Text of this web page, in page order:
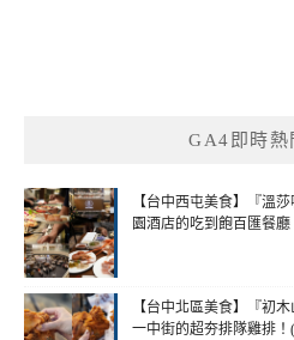
GA4即時熱
【台中西屯美食】『溫
園酒店的吃到飽百匯餐
【台中北區美食】『初
一中街的超夯排隊雞排！